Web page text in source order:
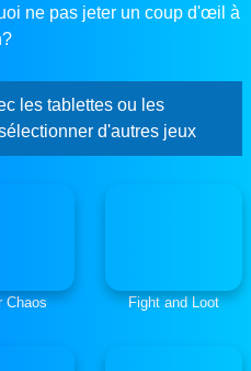
ne pas jeter un coup d'œil à
les tablettes ou les
d'autres jeux
Chaos Fight and Loot